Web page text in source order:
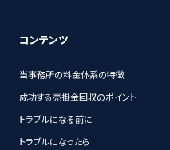
コンテンツ
当事務所の料金体系の特徴
成功する売掛金回収のポイント
トラブルになる前に
トラブルになったら